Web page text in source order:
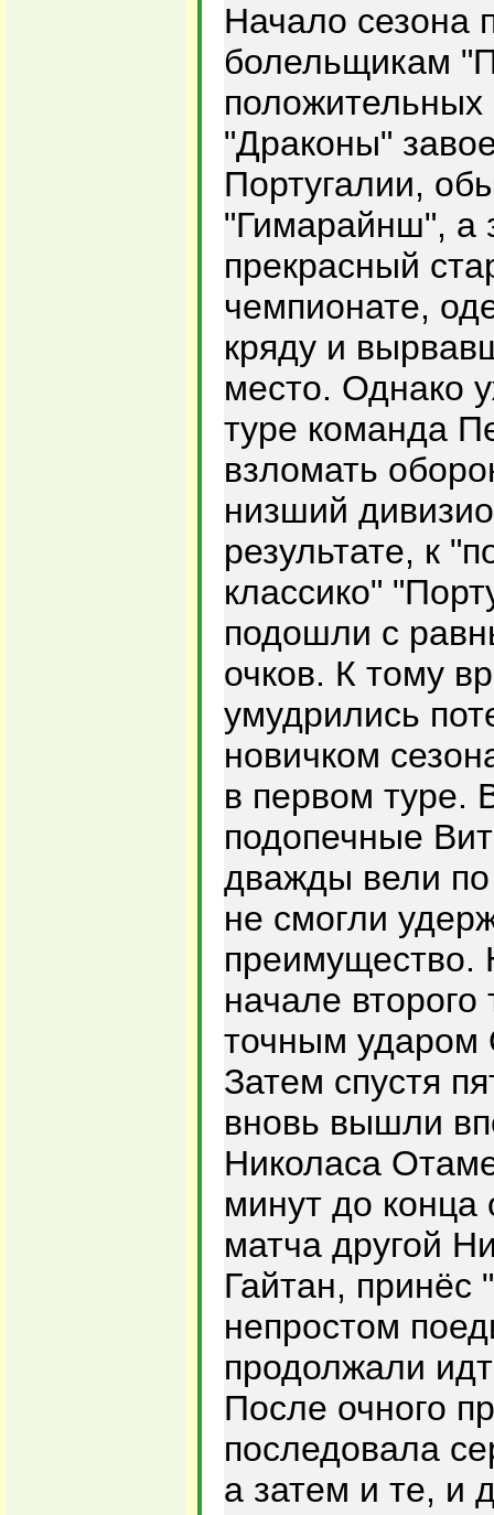
Начало сезона
болельщикам
"Драконы"
Португалии,
"Гимарайнш", а
прекрасный
чемпионате,
кряду и
место. Однако
туре команда
взломать
низший
результате, к
классико"
подошли с
очков. К тому
умудрились
новичком
в первом туре.
подопечные
дважды вели по
не смогли
преимущество.
начале второго
точным ударом
Затем спустя
вновь вышли
Николаса
минут до конца
матча другой
Гайтан, принёс
непростом
продолжали
После очного
последовала
а затем и те, и